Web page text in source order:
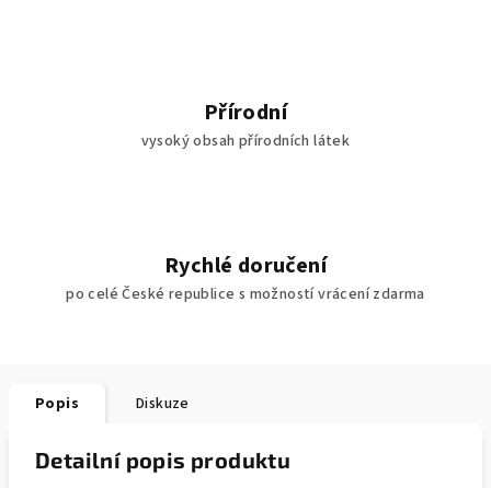
Přírodní
vysoký obsah přírodních látek
Rychlé doručení
po celé České republice s možností vrácení zdarma
Popis Diskuze
Detailní popis produktu